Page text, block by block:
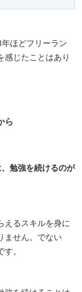
ほどフリーラン
感じたことはあり
ら
勉強を続けるのが
えるスキルを身に
ません。でない
。